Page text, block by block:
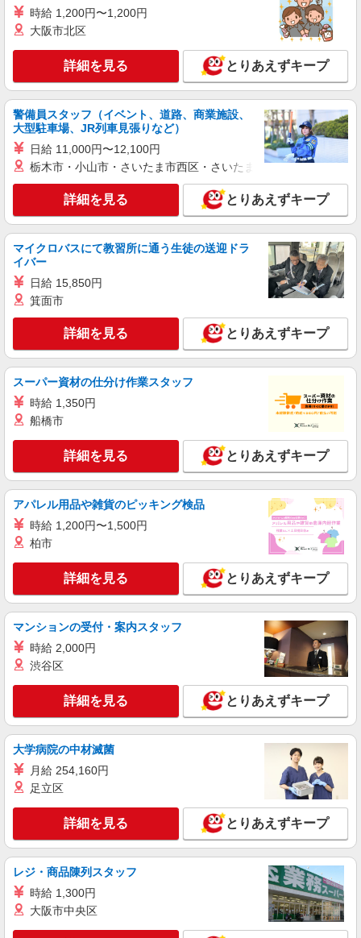
時給 1,200円〜1,200円
大阪市北区
詳細を見る とりあえずキープ
警備員スタッフ（イベント、道路、商業施設、
大型駐車場、JR列車見張りなど）
日給 11,000円〜12,100円
栃木市・小山市・さいたま市西区・さいたま市岩槻区・久喜市・
詳細を見る とりあえずキープ
マイクロバスにて教習所に通う生徒の送迎ドラ
イバー
日給 15,850円
箕面市
詳細を見る とりあえずキープ
スーパー資材の仕分け作業スタッフ
時給 1,350円
船橋市
詳細を見る とりあえずキープ
アパレル用品や雑貨のピッキング検品
時給 1,200円〜1,500円
柏市
詳細を見る とりあえずキープ
マンションの受付・案内スタッフ
時給 2,000円
渋谷区
詳細を見る とりあえずキープ
大学病院の中材滅菌
月給 254,160円
足立区
詳細を見る とりあえずキープ
レジ・商品陳列スタッフ
時給 1,300円
大阪市中央区